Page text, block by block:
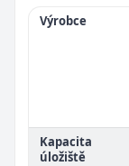
Výrobce
Kapacita
úložiště